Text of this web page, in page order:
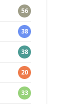
56
38
38
20
33